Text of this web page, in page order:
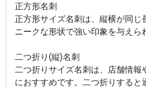
正方形名刺
正方形サイズ名刺は、縦横が同
ニークな形状で強い印象を与えら
二つ折り(縦)名刺
二つ折りサイズ名刺は、店舗情
におすすめです。二つ折りする